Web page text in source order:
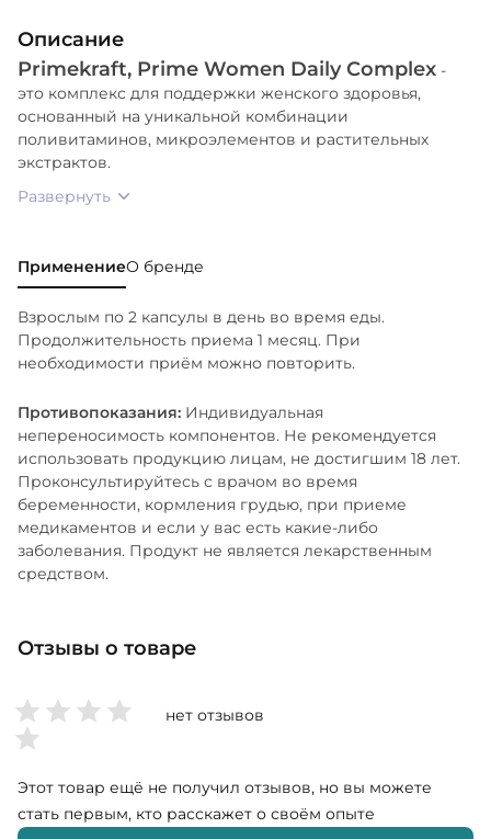
(токоферолаацетат), Никотинамид, Экстракт
виноградных косточек, Марганца глюконат,
Витамин А (ретинолаацетат), Витамин К2
(менахинон), Меди глюконат, Магния стеарат
(антислёживающийагент), Витамин
Б12(цианкобаламин), Витамин Д3
(холекальциферол), Пантотенаткальция, Лютеин,
(рибофлавин), Витамин Б6
(тиаминагидрохлорид), Хрома пиколинат,
Фолиевая кислота, Селексен, Йодат калия, Биотин.
Описание
Primekraft, Prime Women Daily Сomplex -
это комплекс для поддержки женского здоровья,
основанный на уникальной комбинации
поливитаминов, микроэлементов и растительных
экстрактов.
Развернуть
ПрименениеО бренде
Взрослым по 2 капсулы в день во время еды.
Продолжительность приема 1 месяц. При
необходимости приём можно повторить.
Противопоказания: Индивидуальная
непереносимость компонентов. Не рекомендуется
использовать продукцию лицам, не достигшим 18 лет.
Проконсультируйтесь с врачом во время
беременности, кормления грудью, при приеме
медикаментов и если у вас есть какие-либо
заболевания. Продукт не является лекарственным
средством.
Отзывы о товаре
нет отзывов
Этот товар ещё не получил отзывов, но вы можете
стать первым, кто расскажет о своём опыте